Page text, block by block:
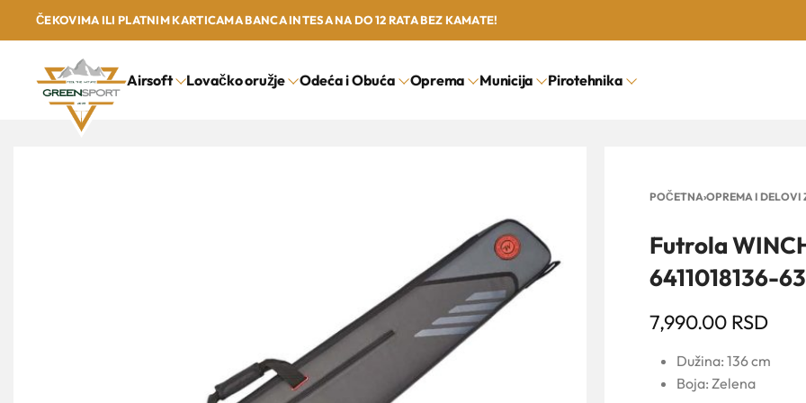
ČEKOVIMA ILI PLATNIM KARTICAMA BANCA INTESA NA DO 12 RATA BEZ KAMATE!
Airsoft Lovačko oružje Odeća i Obuća Oprema Municija Pirotehnika
POČETNA›OPREMA I DELOVI
Futrola
6411018136-
7,990.00 RSD
Dužina: 136 cm
Boja: Zelena